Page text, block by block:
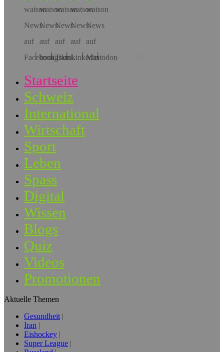
Hol dir die App!
Startseite
Schweiz
International
Wirtschaft
Sport
Leben
Spass
Digital
Wissen
Blogs
Quiz
Videos
Promotionen
Aktuelle Themen
Gesundheit
Iran
Eishockey
Super League